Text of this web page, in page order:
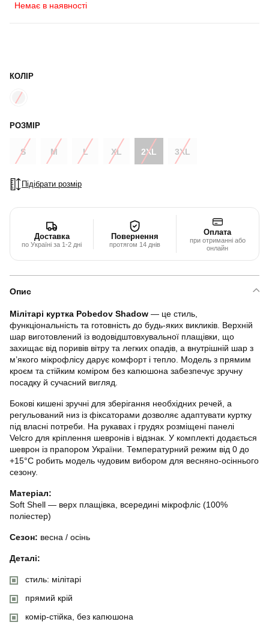
Немає в наявності
КОЛІР
РОЗМІР
S M L XL 2XL 3XL
Підібрати розмір
Доставка
по Україні за 1-2 дні
Повернення
протягом 14 днів
Оплата
при отриманні або
онлайн
Опис
Мілітарі куртка Pobedov Shadow — це стиль,
функціональність та готовність до будь-яких викликів. Верхній
шар виготовлений із водовідштовхувальної плащівки, що
захищає від поривів вітру та легких опадів, а внутрішній шар з
м’якого мікрофлісу дарує комфорт і тепло. Модель з прямим
кроєм та стійким коміром без капюшона забезпечує зручну
посадку й сучасний вигляд.
Бокові кишені зручні для зберігання необхідних речей, а
регульований низ із фіксаторами дозволяє адаптувати куртку
під власні потреби. На рукавах і грудях розміщені панелі
Velcro для кріплення шевронів і відзнак. У комплекті додається
шеврон із прапором України. Температурний режим від 0 до
+15°C робить модель чудовим вибором для весняно-осіннього
сезону.
Матеріал:
Soft Shell — верх плащівка, всередині мікрофліс (100%
поліестер)
Сезон: весна / осінь
Деталі:
стиль: мілітарі
прямий крій
комір-стійка, без капюшона